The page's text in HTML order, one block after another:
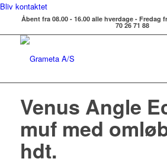
Bliv kontaktet
Åbent fra 08.00 - 16.00 alle hverdage - Fredag
70 26 71 88
Venus Angle
muf med
hdt.